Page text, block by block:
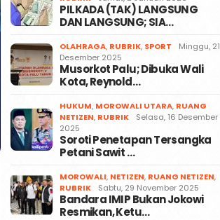
PILKADA (TAK) LANGSUNG
DAN LANGSUNG; SIA…
OLAHRAGA, RUBRIK, SPORT
Minggu, 21
Desember 2025
Musorkot Palu; Dibuka Wali
Kota, Reynold…
HUKUM, MOROWALI UTARA, RUANG
NETIZEN, RUBRIK
Selasa, 16 Desember
2025
Soroti Penetapan Tersangka
Petani Sawit …
MOROWALI, NETIZEN, RUANG NETIZEN,
RUBRIK
Sabtu, 29 November 2025
Bandara IMIP Bukan Jokowi
Resmikan, Ketu…